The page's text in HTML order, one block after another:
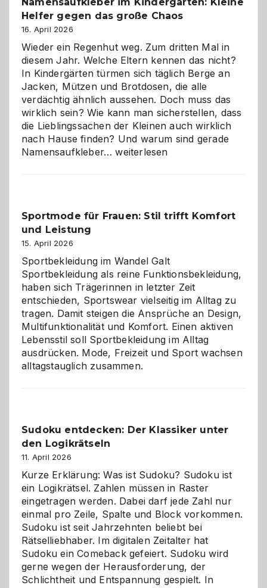
Namensaufkleber im Kindergarten: Kleine
Helfer gegen das große Chaos
16. April 2026
Wieder ein Regenhut weg. Zum dritten Mal in
diesem Jahr. Welche Eltern kennen das nicht?
In Kindergärten türmen sich täglich Berge an
Jacken, Mützen und Brotdosen, die alle
verdächtig ähnlich aussehen. Doch muss das
wirklich sein? Wie kann man sicherstellen, dass
die Lieblingssachen der Kleinen auch wirklich
nach Hause finden? Und warum sind gerade
Namensaufkleber…Namensaufkleber
gegen
Chaos
weiterlesen
Sportmode für Frauen: Stil trifft Komfort
und Leistung
15. April 2026
Sportbekleidung im Wandel Galt
Sportbekleidung als reine Funktionsbekleidung,
haben sich Trägerinnen in letzter Zeit
entschieden, Sportswear vielseitig im Alltag zu
tragen. Damit steigen die Ansprüche an Design,
Multifunktionalität und Komfort. Einen aktiven
Lebensstil soll Sportbekleidung im Alltag
ausdrücken. Mode, Freizeit und Sport wachsen
alltagstauglich zusammen.
Sudoku entdecken: Der Klassiker unter
den Logikrätseln
11. April 2026
Kurze Erklärung: Was ist Sudoku? Sudoku ist
ein Logikrätsel. Zahlen müssen in Raster
eingetragen werden. Dabei darf jede Zahl nur
einmal pro Zeile, Spalte und Block vorkommen.
Sudoku ist seit Jahrzehnten beliebt bei
Rätselliebhaber. Im digitalen Zeitalter hat
Sudoku ein Comeback gefeiert. Sudoku wird
gerne wegen der Herausforderung, der
Schlichtheit und Entspannung gespielt. In